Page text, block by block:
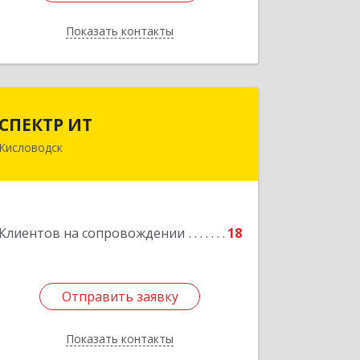
Показать контакты
Назад
СПЕКТР ИТ
Кисловодск
Клиентов на сопровождении 18
Отправить заявку
Показать контакты
357736, Ставропольский край,
Подробнее
Отправить заявку
Назад